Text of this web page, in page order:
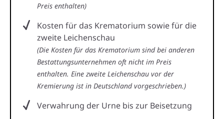
Preis enthalten)
Kosten für das Krematorium sowie für die
zweite Leichenschau
(Die Kosten für das Krematorium sind bei anderen
Bestattungsunternehmen oft nicht im Preis
enthalten. Eine zweite Leichenschau vor der
Kremierung ist in Deutschland vorgeschrieben.)
Verwahrung der Urne bis zur Beisetzung